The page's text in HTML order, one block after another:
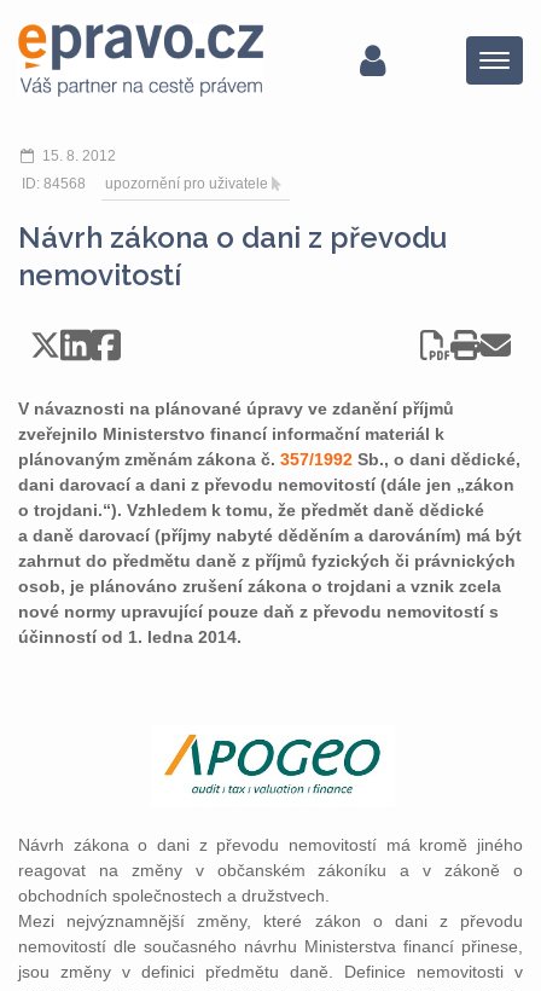
Menu
15. 8. 2012
ID: 84568
upozornění pro uživatele
Návrh zákona o dani z převodu
nemovitostí
V návaznosti na plánované úpravy ve zdanění příjmů
zveřejnilo Ministerstvo financí informační materiál k
plánovaným změnám zákona č. 357/1992 Sb., o dani dědické,
dani darovací a dani z převodu nemovitostí (dále jen „zákon
o trojdani.“). Vzhledem k tomu, že předmět daně dědické
a daně darovací (příjmy nabyté děděním a darováním) má být
zahrnut do předmětu daně z příjmů fyzických či právnických
osob, je plánováno zrušení zákona o trojdani a vznik zcela
nové normy upravující pouze daň z převodu nemovitostí s
účinností od 1. ledna 2014.
Návrh zákona o dani z převodu nemovitostí má kromě jiného
reagovat na změny v občanském zákoníku a v zákoně o
obchodních společnostech a družstvech.
Mezi nejvýznamnější změny, které zákon o dani z převodu
nemovitostí dle současného návrhu Ministerstva financí přinese,
jsou změny v definici předmětu daně. Definice nemovitosti v